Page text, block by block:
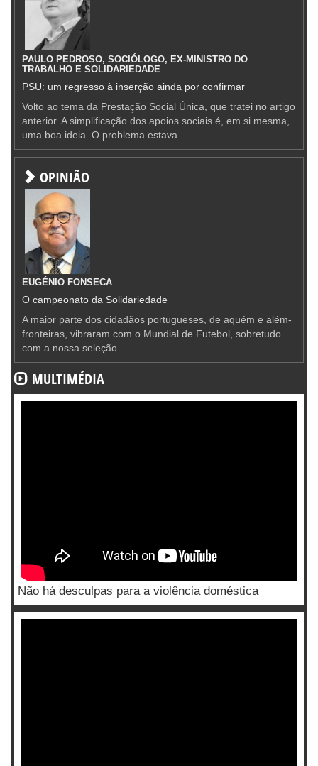
PAULO PEDROSO, SOCIÓLOGO, EX-MINISTRO DO
TRABALHO E SOLIDARIEDADE
PSU: um regresso à inserção ainda por confirmar
Volto ao tema da Prestação Social Única, que tratei no artigo
anterior. A simplificação dos apoios sociais é, em si mesma,
uma boa ideia. O problema estava —...
OPINIÃO
EUGÉNIO FONSECA
O campeonato da Solidariedade
A maior parte dos cidadãos portugueses, de aquém e além-
fronteiras, vibraram com o Mundial de Futebol, sobretudo
com a nossa seleção.
MULTIMÉDIA
Não há desculpas para a violência doméstica